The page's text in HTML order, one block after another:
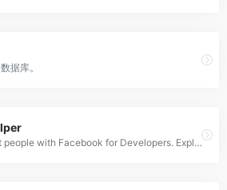
据库。
Code to connect people with Facebook for Developers. Explore AI, business tools, gaming, open source, publishing, social hardware, social integration, and virtual reality. Learn about Facebook&#x2019;s global programs to educate and connect developers.